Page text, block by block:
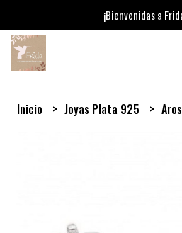
¡Bienvenidas a
Inicio Joyas Plata 925